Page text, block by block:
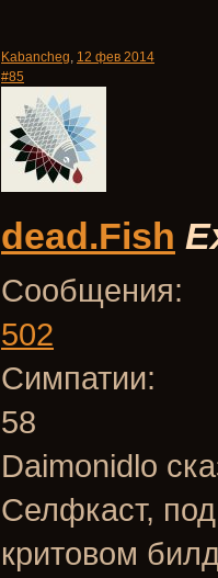
Kabancheg, 12 фев 2014
#85
dead.Fish
Сообщения:
502
Симпатии:
58
Daimonidlo
Селфкаст,
критовом